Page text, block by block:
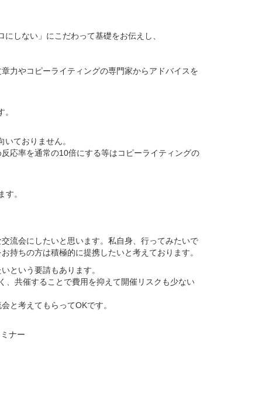
しない」にこだわって基礎をお伝えし、
力やコピーライティングの専門家からアドバイスを
ておりません。
応率を通常の10倍にする等はコピーライティングの
。
流会にしたいと思います。私自身、行ってみたいで
持ちの方は積極的に提携したいと考えております。
という要請もあります。
、共催することで費用を抑えて開催リスクも少ない
と考えてもらってOKです。
ナー